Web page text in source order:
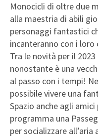
Monocicli di oltre due
alla maestria di abili
personaggi fantastici
incanteranno con i
Tra le novità per il
nonostante è una
al passo con i tempi!
possibile vivere una
Spazio anche agli
programma una
per socializzare